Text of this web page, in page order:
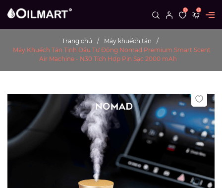
0 0
Trang chủ
Máy khuếch tán
Máy Khuếch Tán Tinh Dầu Tự Động Nomad Premium Smart Scent
Air Machine - N30 Tích Hợp Pin Sạc 2000 mAh